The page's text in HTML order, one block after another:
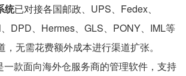
统已对接各国邮政、UPS、Fedex、
DPD、Hermes、GLS、PONY、IML等
无需花费额外成本进行渠道扩张。
一款面向海外仓服务商的管理软件，支持